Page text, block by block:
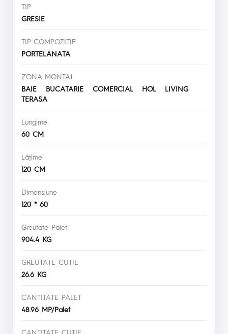
TIP
GRESIE
TIP COMPOZITIE
PORTELANATA
ZONA MONTAJ
BAIE BUCATARIE COMERCIAL HOL LIVING
TERASA
Lungime
60 CM
Lăţime
120 CM
Dimensiune
120 * 60
Greutate Palet
904.4 KG
GREUTATE CUTIE
26.6 KG
CANTITATE PALET
48.96 MP/Palet
CANTITATE CUTIE